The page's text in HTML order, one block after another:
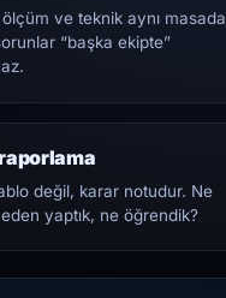
ve teknik aynı masada
“başka ekipte”
değil, karar notudur. Ne
yaptık, ne öğrendik?